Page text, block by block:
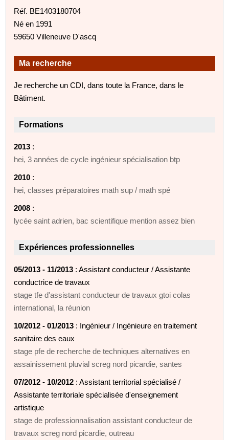
Réf. BE1403180704
Né en 1991
59650 Villeneuve D'ascq
Ma recherche
Je recherche un CDI, dans toute la France, dans le
Bâtiment.
Formations
2013 :
hei, 3 années de cycle ingénieur spécialisation btp
2010 :
hei, classes préparatoires math sup / math spé
2008 :
lycée saint adrien, bac scientifique mention assez bien
Expériences professionnelles
05/2013 - 11/2013 : Assistant conducteur / Assistante
conductrice de travaux
stage tfe d'assistant conducteur de travaux gtoi colas
international, la réunion
10/2012 - 01/2013 : Ingénieur / Ingénieure en traitement
sanitaire des eaux
stage pfe de recherche de techniques alternatives en
assainissement pluvial screg nord picardie, santes
07/2012 - 10/2012 : Assistant territorial spécialisé /
Assistante territoriale spécialisée d'enseignement
artistique
stage de professionnalisation assistant conducteur de
travaux screg nord picardie, outreau